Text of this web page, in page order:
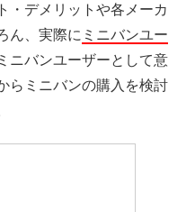
・デメリットや各メーカ
ん、実際に ミニバンユー
ニバンユーザーとして意
らミニバンの購入を検討